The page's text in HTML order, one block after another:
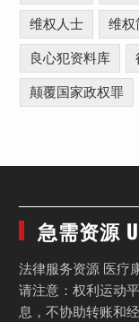
维权人士 维权
良心犯资料库
颠覆国家政权罪
急需资源
法律服务资源 医疗
请注意：权利运动
息，不协助转账和